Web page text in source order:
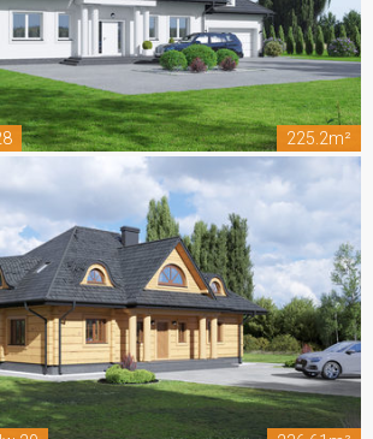
225.2m²